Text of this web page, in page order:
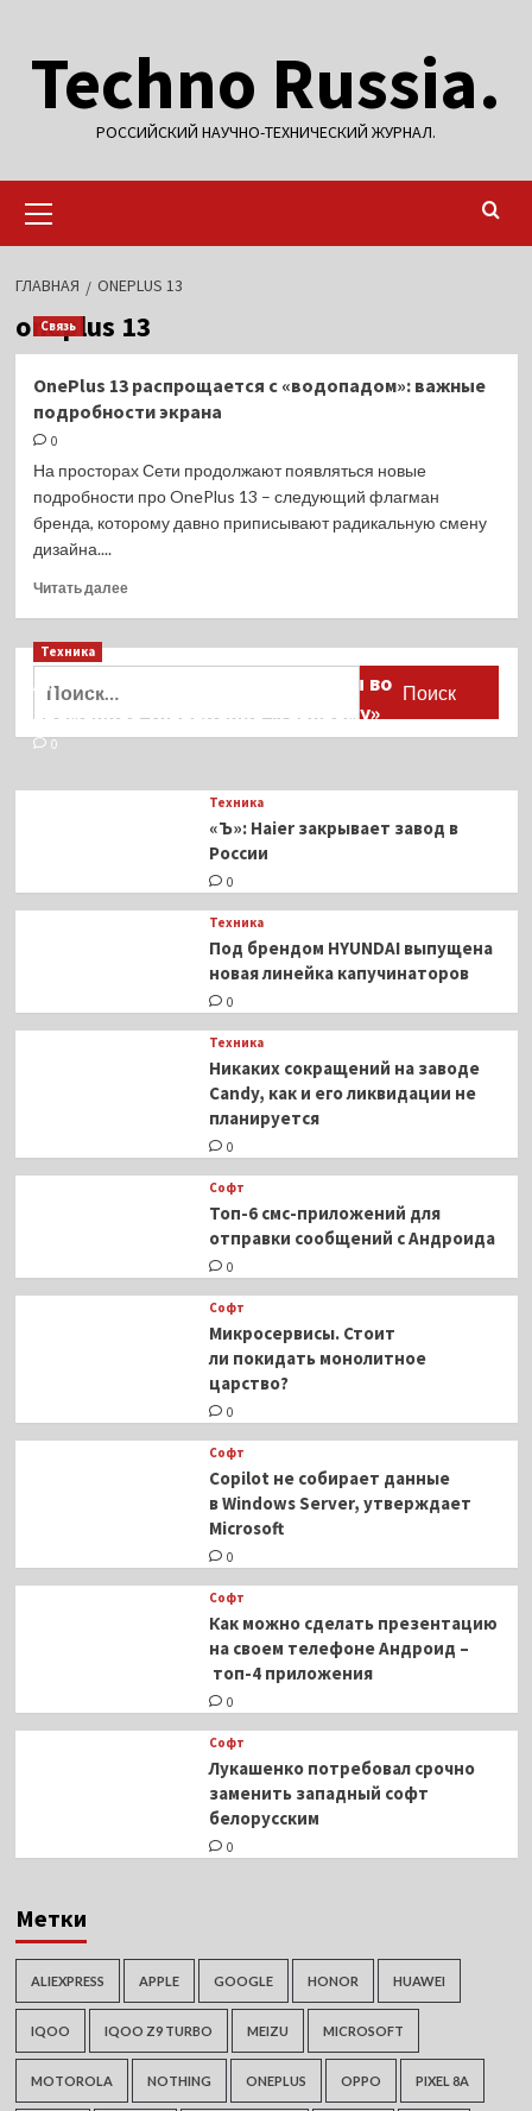
содержимому
Techno Russia.
РОССИЙСКИЙ НАУЧНО-ТЕХНИЧЕСКИЙ ЖУРНАЛ.
меню
ГЛАВНАЯ ONEPLUS 13
oneplus 13
Связь
OnePlus 13 распрощается с «водопадом»: важные
подробности экрана
0
На просторах Сети продолжают появляться новые
подробности про OnePlus 13 – следующий флагман
бренда, которому давно приписывают радикальную смену
дизайна....
Читать далееПрочитать
OnePlus
с
«водопадом»:
подробности
Техника
Активы Ariston и Bosch переданы во
временное управление «Газпрому»
0
Техника
«Ъ»: Haier закрывает завод в
России
0
Техника
Под брендом HYUNDAI выпущена
новая линейка капучинаторов
0
Техника
Никаких сокращений на заводе
Candy, как и его ликвидации не
планируется
0
Софт
Топ-6 смс-приложений для
отправки сообщений с Андроида
0
Софт
Микросервисы. Стоит
ли покидать монолитное
царство?
0
Софт
Copilot не собирает данные
в Windows Server, утверждает
Microsoft
0
Софт
Как можно сделать презентацию
на своем телефоне Андроид –
топ-4 приложения
0
Софт
Лукашенко потребовал срочно
заменить западный софт
белорусским
0
Метки
ALIEXPRESS APPLE GOOGLE HONOR HUAWEI
IQOO IQOO Z9 TURBO MEIZU MICROSOFT
MOTOROLA NOTHING ONEPLUS OPPO PIXEL 8A